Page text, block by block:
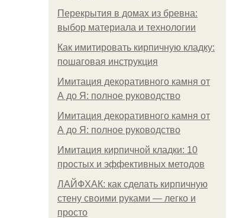
Перекрытия в домах из бревна:
выбор материала и технологии
Как имитировать кирпичную кладку:
пошаговая инструкция
Имитация декоративного камня от
А до Я: полное руководство
Имитация декоративного камня от
А до Я: полное руководство
Имитация кирпичной кладки: 10
простых и эффективных методов
ЛАЙФХАК: как сделать кирпичную
стену своими руками — легко и
просто